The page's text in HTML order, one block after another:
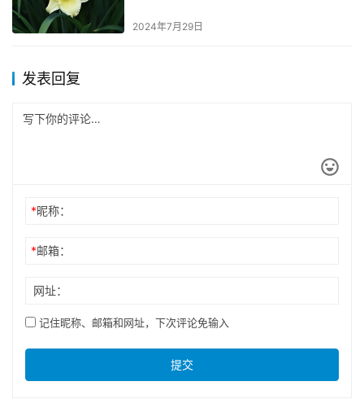
2024年7月29日
发表回复
*昵称：
*邮箱：
网址：
记住昵称、邮箱和网址，下次评论免输入
提交